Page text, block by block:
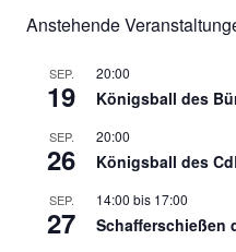
Anstehende
SEP.
19
20:00
Königsball des
SEP.
26
20:00
Königsball des
SEP.
27
14:00 bis 17:00
Schafferschießen